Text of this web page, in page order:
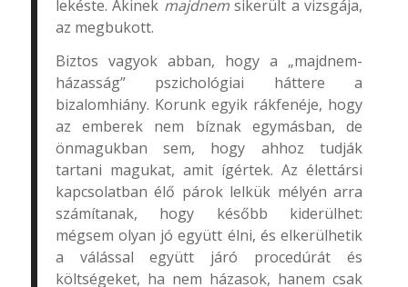
lekéste. Akinek majdnemsikerült a vizsgája,
az megbukott.
Biztos vagyok abban, hogy a „majdnem-
házasság” pszichológiai háttere a
bizalomhiány. Korunk egyik rákfenéje, hogy
az emberek nem bíznak egymásban, de
önmagukban sem, hogy ahhoz tudják
tartani magukat, amit ígértek. Az élettársi
kapcsolatban élő párok lelkük mélyén arra
számítanak, hogy később kiderülhet:
mégsem olyan jó együtt élni, és elkerülhetik
a válással együtt járó procedúrát és
költségeket, ha nem házasok, hanem csak